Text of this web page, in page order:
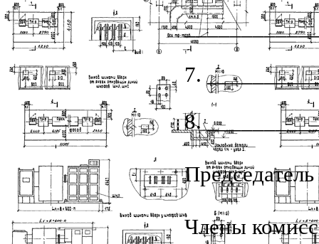
7.
8.
Члены